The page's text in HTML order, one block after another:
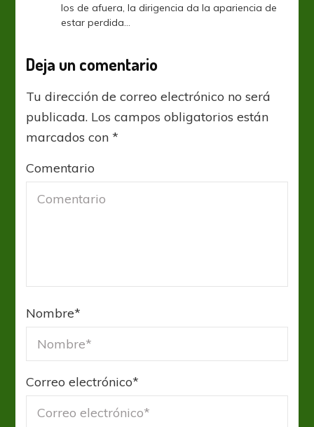
los de afuera, la dirigencia da la apariencia de
estar perdida…
Deja un comentario
Tu dirección de correo electrónico no será
publicada. Los campos obligatorios están
marcados con*
Comentario
Nombre*
Correo electrónico*